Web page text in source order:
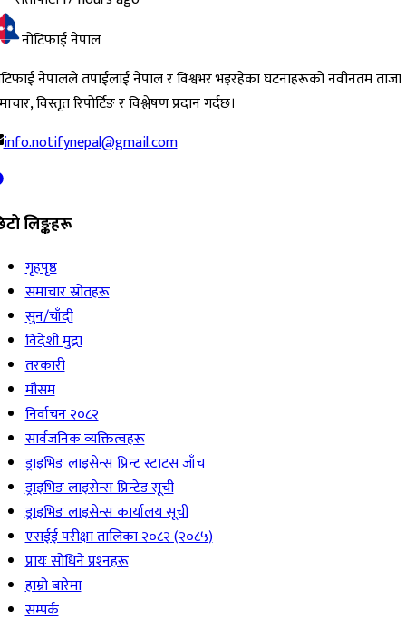
नोटिफाई नेपाल
नेपालले तपाईंलाई नेपाल र विश्वभर भइरहेका घटनाहरूको नवीनतम ताजा
विस्तृत रिपोर्टिङ र विश्लेषण प्रदान गर्दछ।
info.notifynepal@gmail.com
लिङ्कहरू
गृहपृष्ठ
समाचार स्रोतहरू
सुन/चाँदी
विदेशी मुद्रा
तरकारी
मौसम
निर्वाचन २०८२
सार्वजनिक व्यक्तित्वहरू
ड्राइभिङ लाइसेन्स प्रिन्ट स्टाटस जाँच
ड्राइभिङ लाइसेन्स प्रिन्टेड सूची
ड्राइभिङ लाइसेन्स कार्यालय सूची
एसईई परीक्षा तालिका २०८२ (२०८५)
प्रायः सोधिने प्रश्‍नहरू
हाम्रो बारेमा
सम्पर्क